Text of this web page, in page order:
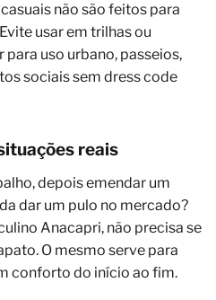
não são feitos para
usar em trilhas ou
uso urbano, passeios,
sociais sem dress code
reais
depois emendar um
dar um pulo no mercado?
Anacapri, não precisa se
O mesmo serve para
conforto do início ao fim.